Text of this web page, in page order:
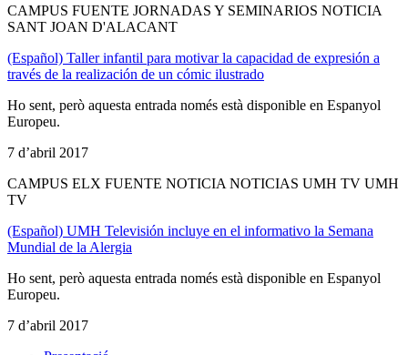
CAMPUS FUENTE JORNADAS Y SEMINARIOS NOTICIA
SANT JOAN D'ALACANT
(Español) Taller infantil para motivar la capacidad de expresión a
través de la realización de un cómic ilustrado
Ho sent, però aquesta entrada només està disponible en Espanyol
Europeu.
7 d’abril 2017
CAMPUS ELX FUENTE NOTICIA NOTICIAS UMH TV UMH
TV
(Español) UMH Televisión incluye en el informativo la Semana
Mundial de la Alergia
Ho sent, però aquesta entrada només està disponible en Espanyol
Europeu.
7 d’abril 2017